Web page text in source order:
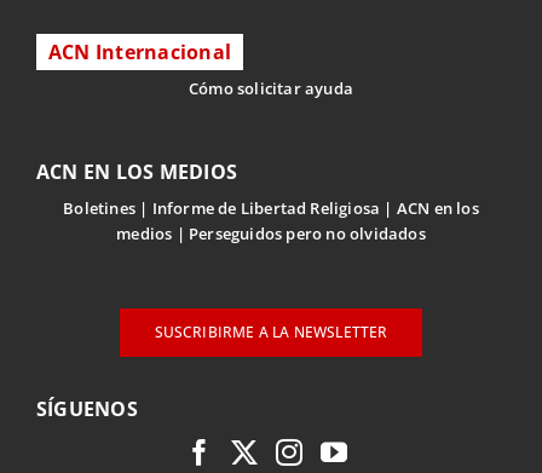
ACN Internacional
Cómo solicitar ayuda
ACN EN LOS MEDIOS
Boletines Informe de Libertad Religiosa
ACN en los
medios
Perseguidos pero no olvidados
SUSCRIBIRME A LA NEWSLETTER
SÍGUENOS